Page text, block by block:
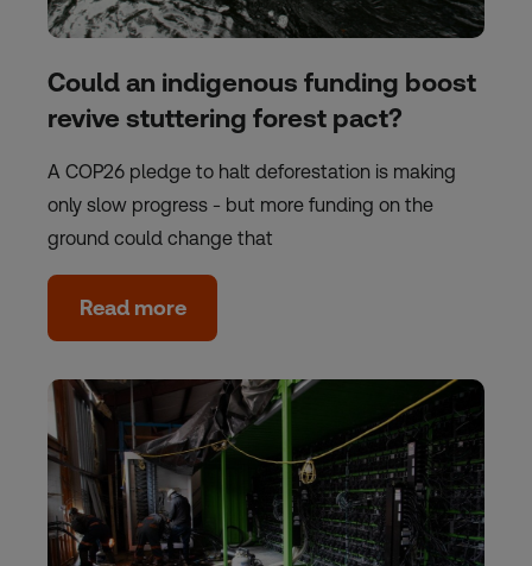
Could an indigenous funding boost
revive stuttering forest pact?
A COP26 pledge to halt deforestation is making
only slow progress - but more funding on the
ground could change that
Read more